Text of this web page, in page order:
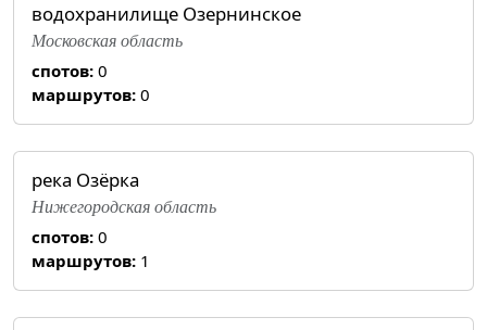
водохранилище Озернинское
Московская область
спотов: 0
маршрутов: 0
река Озёрка
Нижегородская область
спотов: 0
маршрутов: 1